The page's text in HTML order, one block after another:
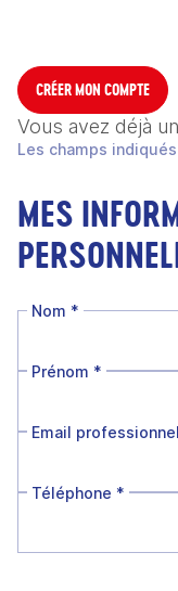
CRÉER MON COMPTE
Vous avez déjà
Les champs
MES
Nom *
Prénom *
Email professionnel
Téléphone *